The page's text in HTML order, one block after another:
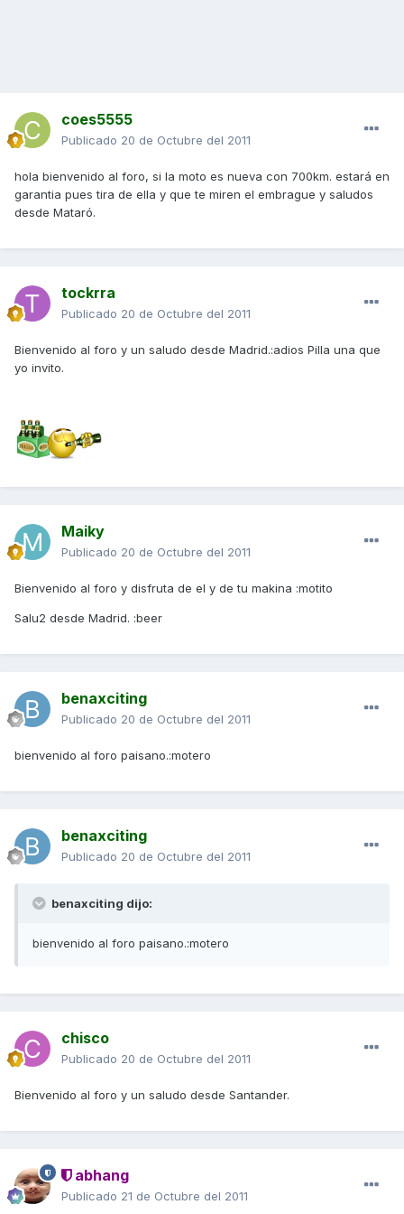
coes5555
Publicado 20 de Octubre del 2011
hola bienvenido al foro, si la moto es nueva con 700km. estará en
garantia pues tira de ella y que te miren el embrague y saludos
desde Mataró.
tockrra
Publicado 20 de Octubre del 2011
Bienvenido al foro y un saludo desde Madrid.:adios Pilla una que
yo invito.
Maiky
Publicado 20 de Octubre del 2011
Bienvenido al foro y disfruta de el y de tu makina :motito
Salu2 desde Madrid. :beer
benaxciting
Publicado 20 de Octubre del 2011
bienvenido al foro paisano.:motero
benaxciting
Publicado 20 de Octubre del 2011
benaxciting dijo:
bienvenido al foro paisano.:motero
chisco
Publicado 20 de Octubre del 2011
Bienvenido al foro y un saludo desde Santander.
abhang
Publicado 21 de Octubre del 2011